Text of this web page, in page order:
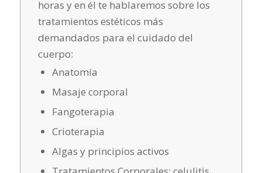
horas y en él te hablaremos sobre los
tratamientos estéticos más
demandados para el cuidado del
cuerpo:
Anatomía
Masaje corporal
Fangoterapia
Crioterapia
Algas y principios activos